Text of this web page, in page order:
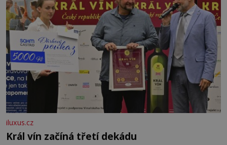
iluxus.cz
Král vín začíná třetí dekádu